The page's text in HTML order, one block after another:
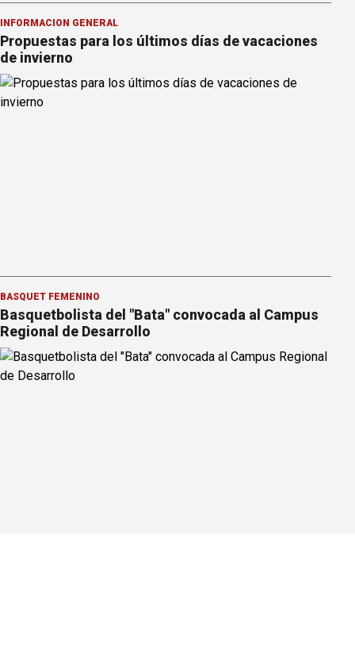
INFORMACION GENERAL
Propuestas para los últimos días de vacaciones
de invierno
BÁSQUET FEMENINO
Basquetbolista del "Bata" convocada al Campus
Regional de Desarrollo